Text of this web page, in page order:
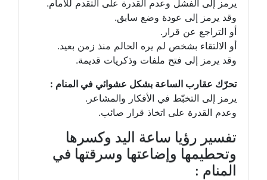
يرمز إلى الفشل وعدم القدرة على التقدم للأمام.
وقد يرمز إلى عودة وضع سابق.
أو التراجع عن قرار.
أو الالتقاء بشخص لم يره الحالم منذ زمن بعيد.
وقد يرمز إلى فتح ملفات وذكريات قديمة.
تحرّك عقارب الساعة بشكل عشوائي في المنام :
يرمز إلى التخبّط في الأفكار والمشاعر.
وعدم القدرة على اتخاذ قرار صائب.
تفسير رؤيا ساعة اليد وكسرها
وتحطيمها وإضاعتها وسرقتها في
المنام :